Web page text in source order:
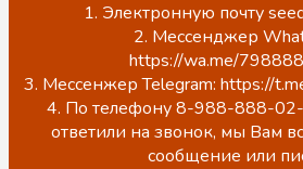
1. Электронную почту
2. Мессенджер
https://wa.me/
3. Мессенжер Telegram: https://
4. По телефону 8-988-888-
ответили на звонок, мы Вам
сообщение или